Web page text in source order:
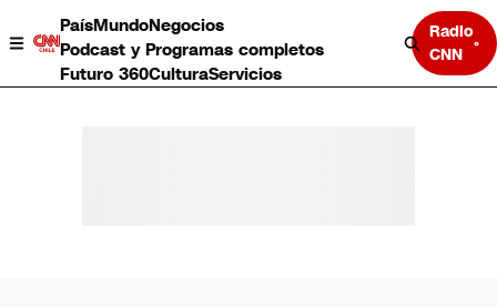
PaísMundoNegocios
Podcast y Programas completos
Futuro 360CulturaServicios
Radio
CNN